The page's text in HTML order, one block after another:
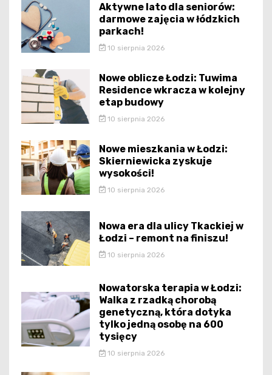
Aktywne lato dla seniorów:
darmowe zajęcia w łódzkich
parkach!
10 sierpnia 2026
Nowe oblicze Łodzi: Tuwima
Residence wkracza w kolejny
etap budowy
10 sierpnia 2026
Nowe mieszkania w Łodzi:
Skierniewicka zyskuje
wysokości!
10 sierpnia 2026
Nowa era dla ulicy Tkackiej w
Łodzi – remont na finiszu!
10 sierpnia 2026
Nowatorska terapia w Łodzi:
Walka z rzadką chorobą
genetyczną, która dotyka
tylko jedną osobę na 600
tysięcy
10 sierpnia 2026